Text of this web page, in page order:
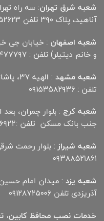
شعبه شرق تهران: سه راه
آناهید، پلاک ۳۹۰ تلفن ۰۹۳۵۷۶۵۲۶۲۳
شعبه اصفهان
و خانم دیتیلر) تلفن : ۰۹۱۳۵۴۷۷۷۹۷
شعبه مشهد
تلفن : ۰۹۱۵۳۵۸۲۹۳۶
شعبه کرج
جنب بانک مسکن تلفن :۰۹۳۶۳۶۴۶۹22
شعبه شیراز
۰۹۳۸۸۵۲۱۸۶۱
شعبه یزد : میدان امام
آذریزدی تلفن ۰۹۱۲۸۷۲۵۰۰۶
خدمات نصب محافظ کابین،